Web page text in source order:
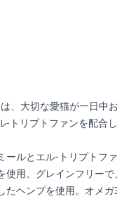
、大切な愛猫が一日
リプトファンを配合
ルとエル-トリプトフ
用。グレインフリー
ヘンプを使用。オメ